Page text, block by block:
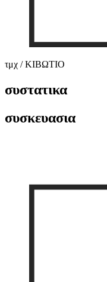
τμχ / ΚΙΒΩΤΙΟ
συστατικα
συσκευασια